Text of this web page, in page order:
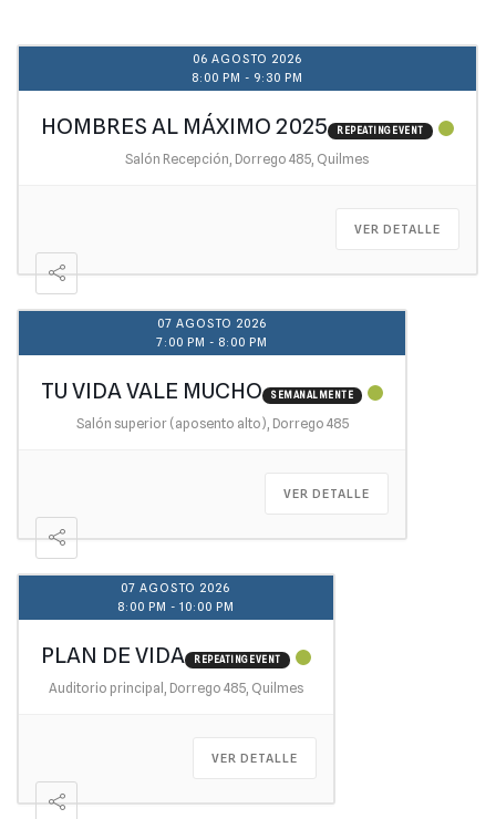
06 AGOSTO 2026
8:00 PM - 9:30 PM
HOMBRES AL MÁXIMO 2025 REPEATING EVENT
Salón Recepción, Dorrego 485, Quilmes
VER DETALLE
07 AGOSTO 2026
7:00 PM - 8:00 PM
TU VIDA VALE MUCHO SEMANALMENTE
Salón superior (aposento alto), Dorrego 485
VER DETALLE
07 AGOSTO 2026
8:00 PM - 10:00 PM
PLAN DE VIDA REPEATING EVENT
Auditorio principal, Dorrego 485, Quilmes
VER DETALLE